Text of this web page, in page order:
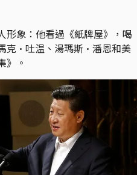
形象：他看過《紙牌屋》，喝
克·吐温、湯瑪斯·潘恩和美
》。